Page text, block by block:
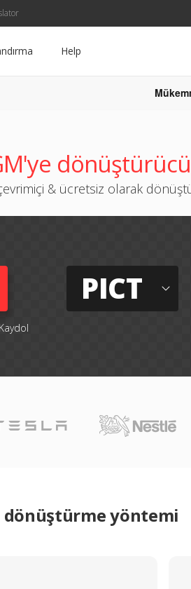
Help
dönüştürücü
& ücretsiz olarak
Kaydol
PICT
dönüştürme yöntemi